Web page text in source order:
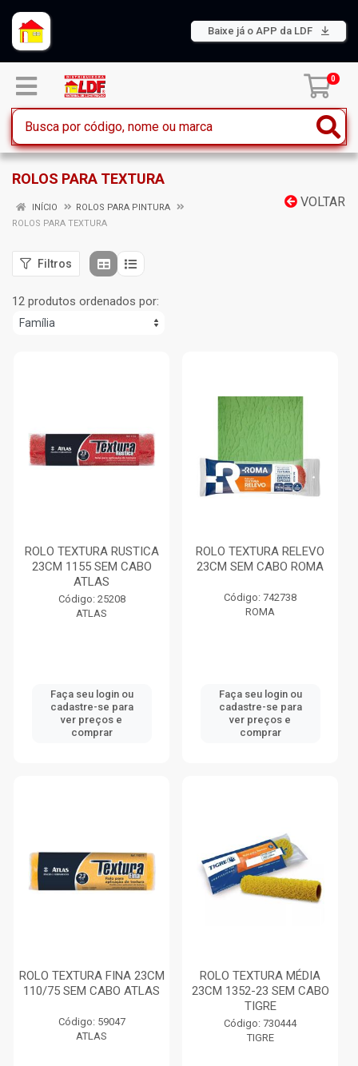
Baixe já o APP da LDF
0
ROLOS PARA TEXTURA
VOLTAR
INÍCIO
ROLOS PARA PINTURA
ROLOS PARA TEXTURA
Filtros
12 produtos ordenados por:
ROLO TEXTURA RUSTICA
23CM 1155 SEM CABO
ATLAS
Código: 25208
ATLAS
Faça seu login ou
cadastre-se para
ver preços e
comprar
ROLO TEXTURA RELEVO
23CM SEM CABO ROMA
Código: 742738
ROMA
Faça seu login ou
cadastre-se para
ver preços e
comprar
ROLO TEXTURA FINA 23CM
110/75 SEM CABO ATLAS
Código: 59047
ATLAS
ROLO TEXTURA MÉDIA
23CM 1352-23 SEM CABO
TIGRE
Código: 730444
TIGRE